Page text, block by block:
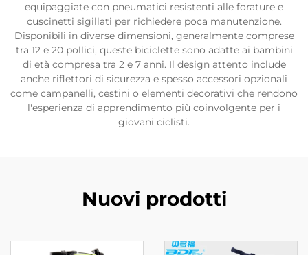
equipaggiate con pneumatici resistenti alle forature e
cuscinetti sigillati per richiedere poca manutenzione.
Disponibili in diverse dimensioni, generalmente comprese
tra 12 e 20 pollici, queste biciclette sono adatte ai bambini
di età compresa tra 2 e 7 anni. Il design attento include
anche riflettori di sicurezza e spesso accessori opzionali
come campanelli, cestini o elementi decorativi che rendono
l'esperienza di apprendimento più coinvolgente per i
giovani ciclisti.
Nuovi prodotti